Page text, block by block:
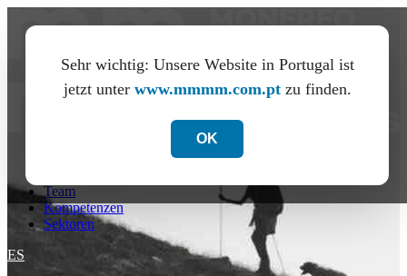
Sehr wichtig: Unsere Website in Portugal ist
jetzt unter www.mmmm.com.ptzu finden.
OK
Team
Kompetenzen
Sektoren
ES